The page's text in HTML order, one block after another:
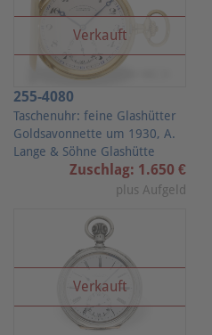
Verkauft
255-4080
Taschenuhr: feine Glashütter
Goldsavonnette um 1930, A.
Lange & Söhne Glashütte
Zuschlag: 1.650 €
plus Aufgeld
Verkauft